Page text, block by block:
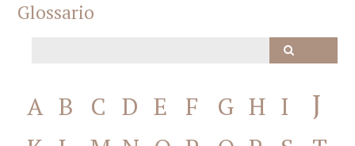
Glossario
A B C D E F G H I J